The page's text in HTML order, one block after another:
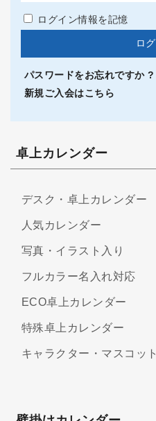
ログイン情報を記憶
パスワードをお忘れですか ?
新規ご入会はこちら
卓上カレンダー
デスク・卓上カレンダー
人気カレンダー
写真・イラスト入り
フルカラー名入れ対応
ECO卓上カレンダー
特殊卓上カレンダー
キャラクター・マスコット